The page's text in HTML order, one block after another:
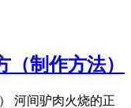
制作方法）
河间驴肉火烧的正